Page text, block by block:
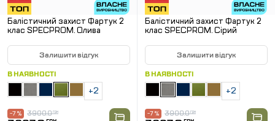
Балістичний захист Фартук 2
клас SPECPROM. Олива
Залишити відгук
В НАЯВНОСТІ
+2
3900.0грн
-7 %
Балістичний захист Фартук 2
клас SPECPROM. Сірий
Залишити відгук
В НАЯВНОСТІ
+2
3900.0грн
-7 %